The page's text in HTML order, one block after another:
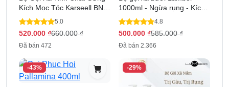
Kích Mọc Tóc Karseell BNC
800ml
5.0
520.000 ₫660.000₫
Đã bán 472
1000ml - Ngừa rụng - Kích
thích mọc tóc
4.8
500.000 ₫585.000₫
Đã bán 2.366
-43% -29%